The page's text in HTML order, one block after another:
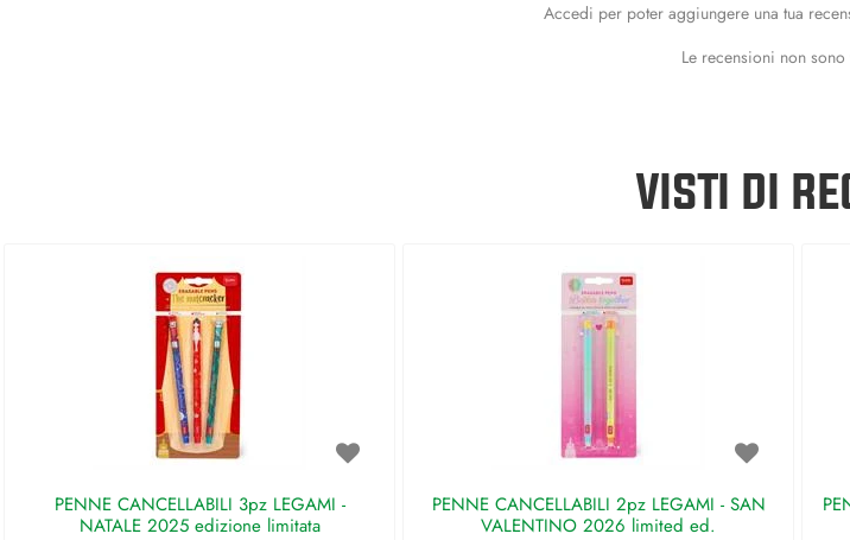
Accedi per poter aggiungere una tua
Le recensioni non
VISTI DI
PENNE CANCELLABILI 3pz LEGAMI -
NATALE 2025 edizione limitata
PENNE CANCELLABILI 2pz LEGAMI - SAN
VALENTINO 2026 limited ed.